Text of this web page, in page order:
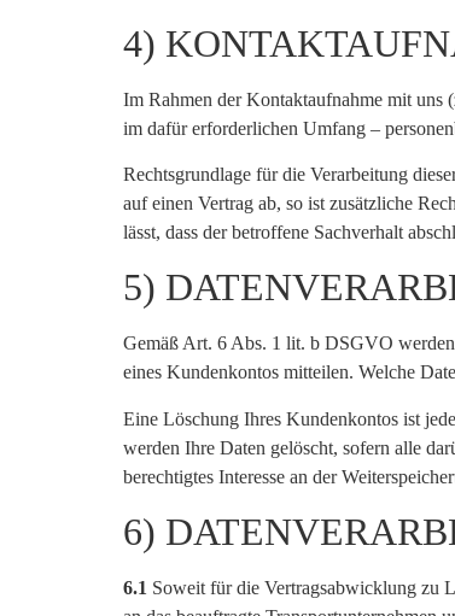
4)
Im Rahmen der Kontaktaufnahme mit
im dafür erforderlichen Umfang –
Rechtsgrundlage für die Verarbeitung
auf einen Vertrag ab, so ist zusätzliche
lässt, dass der betroffene Sachverhalt
5)
Gemäß Art. 6 Abs. 1 lit. b DSGVO
eines Kundenkontos mitteilen. Welche
Eine Löschung Ihres Kundenkontos ist
werden Ihre Daten gelöscht, sofern alle
berechtigtes Interesse an der
6)
6.1 Soweit für die Vertragsabwicklung zu